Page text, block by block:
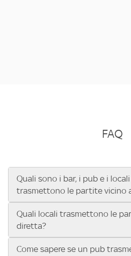
FAQ
Quali sono i bar, i pub e i
trasmettono le partite vicino
Se cerchi un bar, pub, ristorante o
vedere le partite di Serie A ENILIVE,
UEFA Champions League, la UEFA
Conference League, il Tennis, la
Quali locali trasmettono le
diretta?
Vuoi sapere quali bar, pub o
Come sapere se un pub